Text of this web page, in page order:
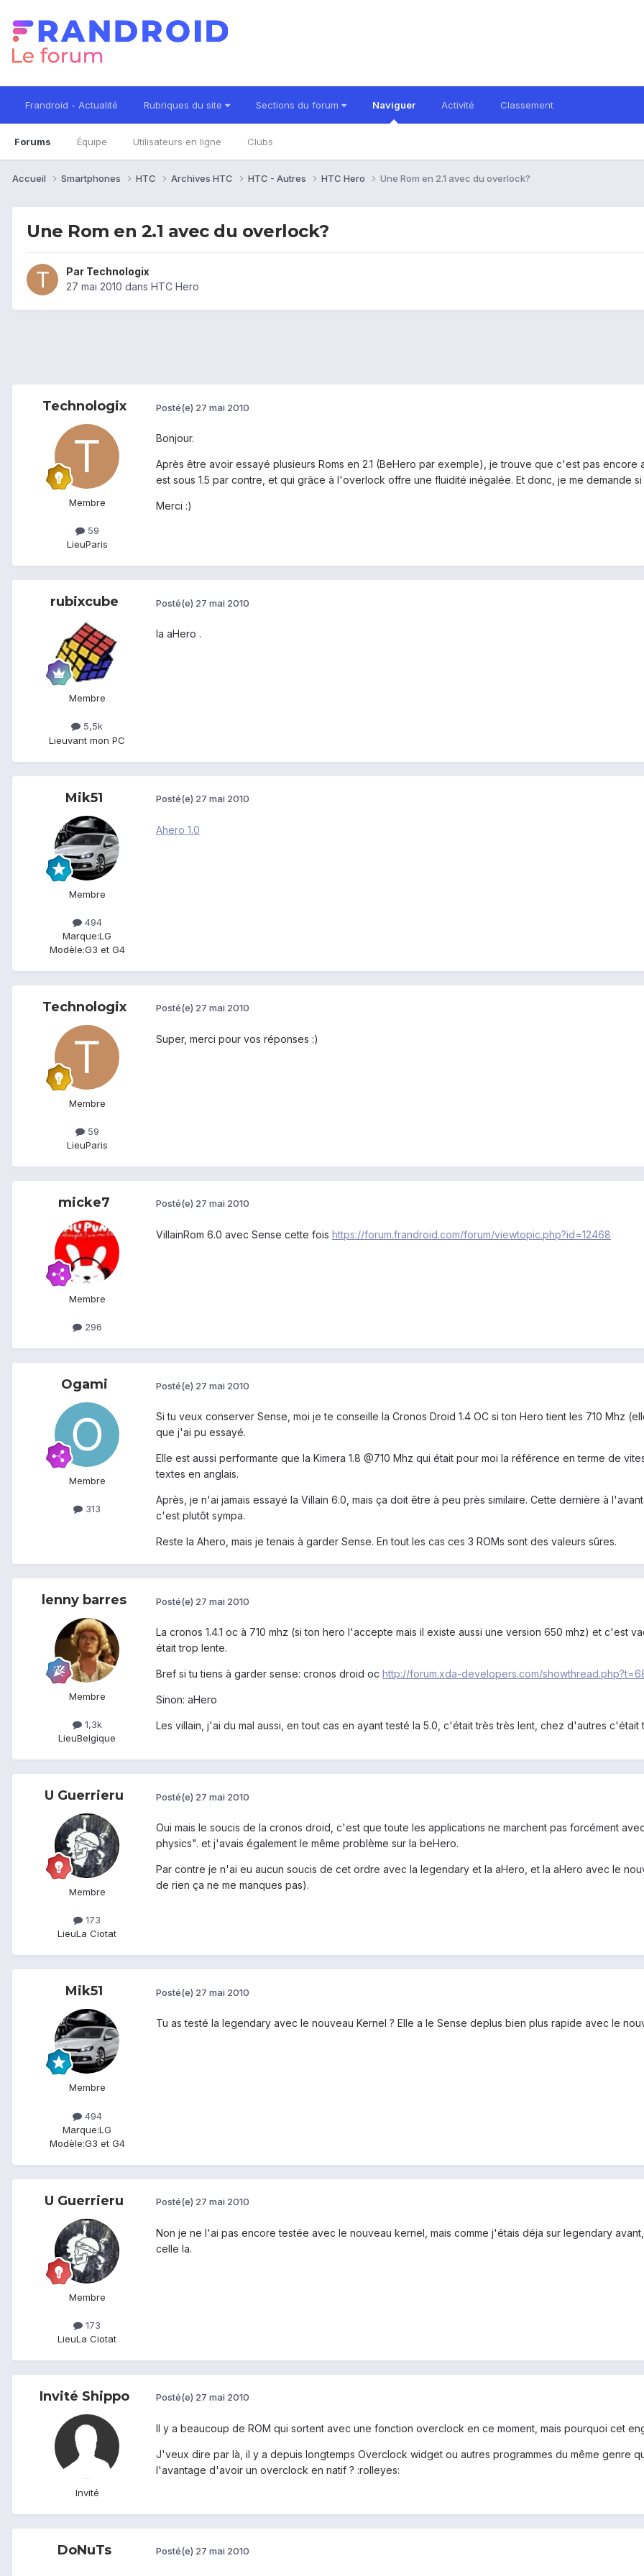
Frandroid - Actualité Rubriques du site Sections du forum Naviguer
Forums Équipe Utilisateurs en ligne Clubs
Activité Classement
Accueil Smartphones HTC Archives HTC HTC - Autres HTC Hero Une Rom en 2.1 avec du overlock?
Une Rom en 2.1 avec du overlock?
Par Technologix
27 mai 2010 dans HTC Hero
Technologix
Membre
59
LieuParis
Posté(e) 27 mai 2010
Bonjour.
Après être avoir essayé plusieurs Roms en 2.1 (BeHero par exemple), je trouve que c'est pas encore
est sous 1.5 par contre, et qui grâce à l'overlock offre une fluidité inégalée. Et donc, je me demande
Merci :)
rubixcube
Membre
5,5k
Lieuvant mon PC
Posté(e) 27 mai 2010
la aHero .
Mik51
Membre
494
Marque:LG
Modèle:G3 et G4
Posté(e) 27 mai 2010
Ahero 1.0
Technologix
Membre
59
LieuParis
Posté(e) 27 mai 2010
Super, merci pour vos réponses :)
micke7
Membre
296
Posté(e) 27 mai 2010
VillainRom 6.0 avec Sense cette fois https://forum.frandroid.com/forum/viewtopic.php?id=12468
Ogami
Membre
313
Posté(e) 27 mai 2010
Si tu veux conserver Sense, moi je te conseille la Cronos Droid 1.4 OC si ton Hero tient les 710 Mhz
que j'ai pu essayé.
Elle est aussi performante que la Kimera 1.8 @710 Mhz qui était pour moi la référence en terme de
textes en anglais.
Après, je n'ai jamais essayé la Villain 6.0, mais ça doit être à peu près similaire. Cette dernière à
c'est plutôt sympa.
Reste la Ahero, mais je tenais à garder Sense. En tout les cas ces 3 ROMs sont des valeurs sûres.
lenny barres
Membre
1,3k
LieuBelgique
Posté(e) 27 mai 2010
La cronos 1.4.1 oc à 710 mhz (si ton hero l'accepte mais il existe aussi une version 650 mhz) et c'est
était trop lente.
Bref si tu tiens à garder sense: cronos droid oc http://forum.xda-developers.com/
Sinon: aHero
Les villain, j'ai du mal aussi, en tout cas en ayant testé la 5.0, c'était très très lent, chez d'autres c'était
U Guerrieru
Membre
173
LieuLa Ciotat
Posté(e) 27 mai 2010
Oui mais le soucis de la cronos droid, c'est que toute les applications ne marchent pas forcément
physics". et j'avais également le même problème sur la beHero.
Par contre je n'ai eu aucun soucis de cet ordre avec la legendary et la aHero, et la aHero avec le
de rien ça ne me manques pas).
Mik51
Membre
494
Marque:LG
Modèle:G3 et G4
Posté(e) 27 mai 2010
Tu as testé la legendary avec le nouveau Kernel ? Elle a le Sense deplus bien plus rapide avec le
U Guerrieru
Membre
173
LieuLa Ciotat
Posté(e) 27 mai 2010
Non je ne l'ai pas encore testée avec le nouveau kernel, mais comme j'étais déja sur legendary
celle la.
Invité Shippo
Invité
Posté(e) 27 mai 2010
Il y a beaucoup de ROM qui sortent avec une fonction overclock en ce moment, mais pourquoi cet
J'veux dire par là, il y a depuis longtemps Overclock widget ou autres programmes du même genre
l'avantage d'avoir un overclock en natif ? :rolleyes:
DoNuTs Posté(e) 27 mai 2010